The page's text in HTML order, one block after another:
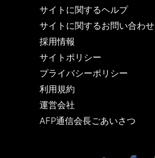
サイトに関するヘルプ
サイトに関するお問い合わせ
採用情報
サイトポリシー
プライバシーポリシー
利用規約
運営会社
AFP通信会長ごあいさつ